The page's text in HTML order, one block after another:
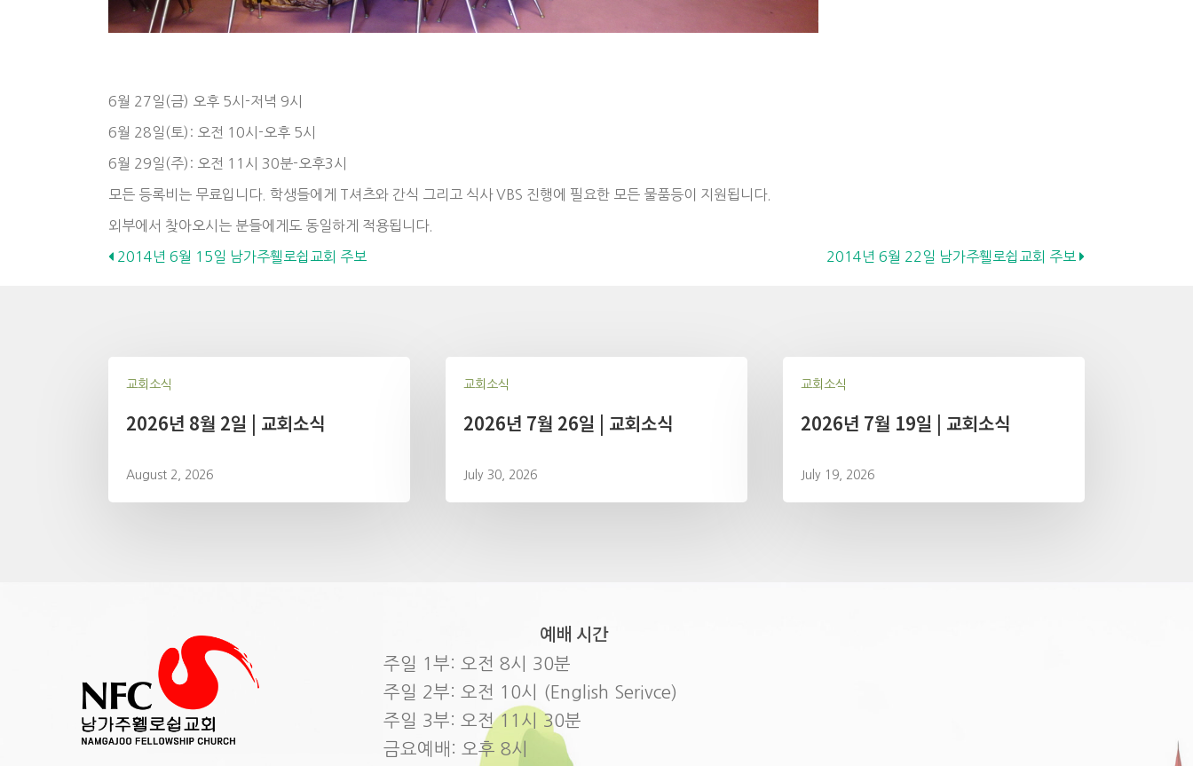
6월 27일(금) 오후 5시-저녁 9시
6월 28일(토): 오전 10시-오후 5시
6월 29일(주): 오전 11시 30분-오후3시
모든 등록비는 무료입니다. 학생들에게 T셔츠와 간식 그리고 식사 VBS 진행에 필요한 모든 물품등이 지원됩니다.
외부에서 찾아오시는 분들에게도 동일하게 적용됩니다.
Posts
2014년 6월 15일 남가주휄로쉽교회 주보 2014년 6월 22일 남가주휄로쉽교회 주보
교회소식
2026년 8월 2일 | 교회소식
August 2, 2026
교회소식
2026년 7월 26일 | 교회소식
July 30, 2026
교회소식
2026년 7월 19일 | 교회소식
July 19, 2026
예배 시간
주일 1부: 오전 8시 30분
주일 2부: 오전 10시 (English Serivce)
주일 3부: 오전 11시 30분
금요예배: 오후 8시